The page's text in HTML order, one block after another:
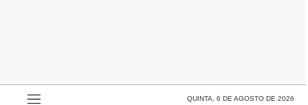
QUINTA, 6 DE AGOSTO DE 2026